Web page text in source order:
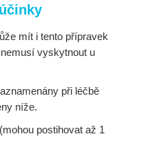
mít i tento přípravek
vyskytnout u
při léčbě
níže.
postihovat až 1